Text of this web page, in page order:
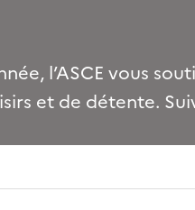
l’ASCE vous
et de détente.